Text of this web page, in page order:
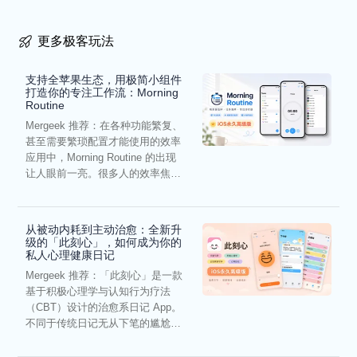
更多极客玩法
支持全苹果生态，用极简小组件
打造你的专注工作流：Morning
Routine
Mergeek 推荐：在各种功能繁复、
甚至需要繁琐配置才能使用的效率
应用中，Morning Routine 的出现
让人眼前一亮。很多人的效率焦
从被动内耗到主动治愈：全新升
级的「此刻心」，如何成为你的
私人心理健康日记
Mergeek 推荐：「此刻心」是一款
基于积极心理学与认知行为疗法
（CBT）设计的治愈系日记 App。
不同于传统日记无从下笔的尴尬，